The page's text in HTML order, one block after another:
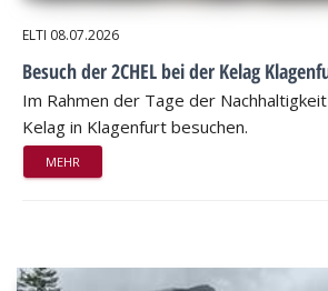
ELTI 08.07.2026
Besuch der 2CHEL bei der Kelag
Im Rahmen der Tage der
Kelag in Klagenfurt besuchen.
MEHR